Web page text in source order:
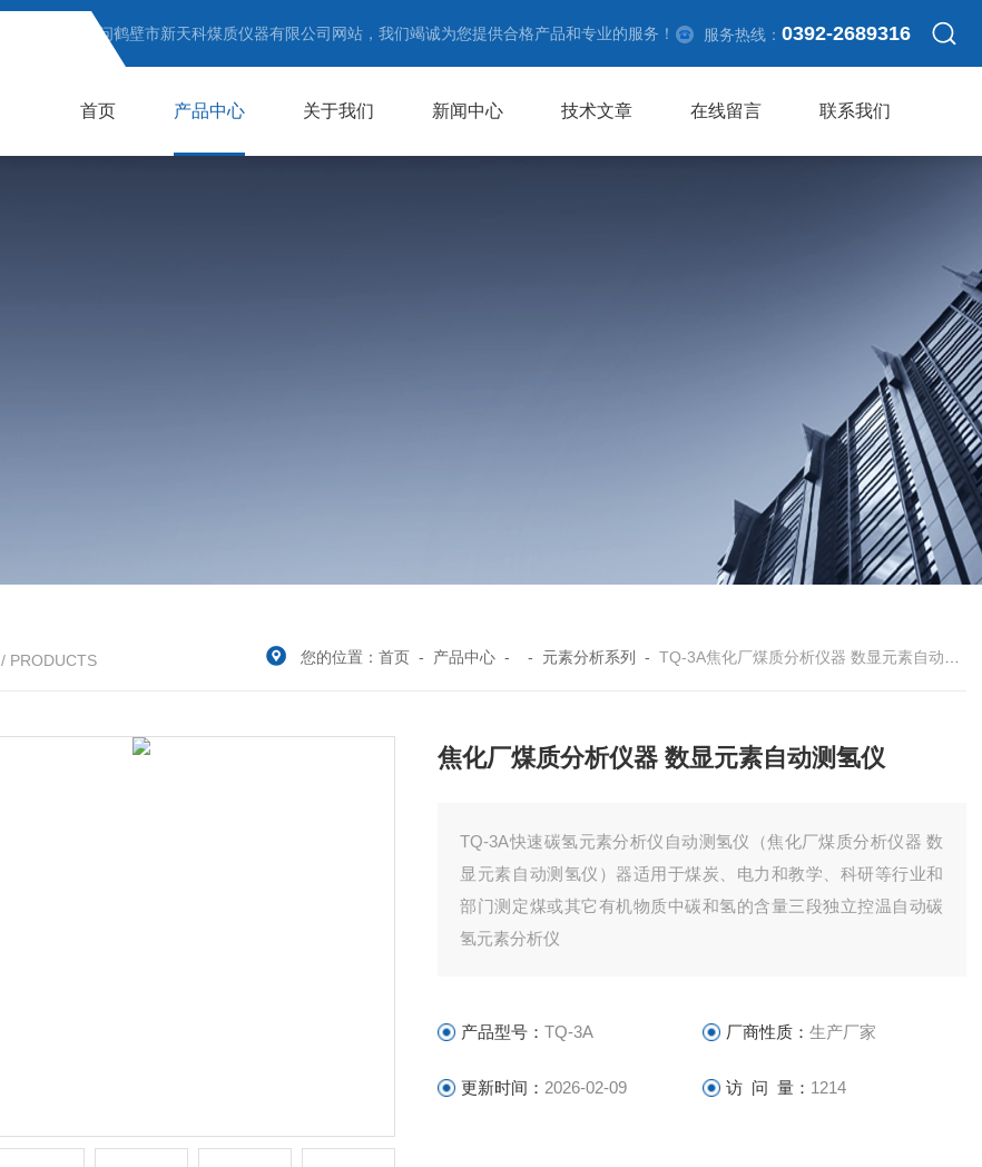
欢迎访问鹤壁市新天科煤质仪器有限公司网站，我们竭诚为您提供合格产品和专业的服务！ 服务热线： 0392-2689316
首页 产品中心 关于我们 新闻中心 技术文章 在线留言 联系我们
/ PRODUCTS 您的位置：首页 - 产品中心 - - 元素分析系列 -TQ-3A焦化厂煤质分析仪器 数显元素自动测氢仪
焦化厂煤质分析仪器 数显元素自动测氢仪
TQ-3A快速碳氢元素分析仪自动测氢仪（焦化厂煤质分析仪器 数
显元素自动测氢仪）器适用于煤炭、电力和教学、科研等行业和
部门测定煤或其它有机物质中碳和氢的含量三段独立控温自动碳
氢元素分析仪
产品型号：TQ-3A 厂商性质： 生产厂家
更新时间： 2026-02-09 访 问 量： 1214